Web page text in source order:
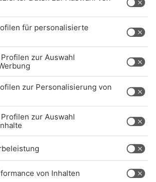
WIR ARBEITEN DERZEIT
UNSERE WEBSITE
ZU GESTALTEN - GEMÄSS D
DES B
W
STOSSEN ODER UN
UNS GERNE.